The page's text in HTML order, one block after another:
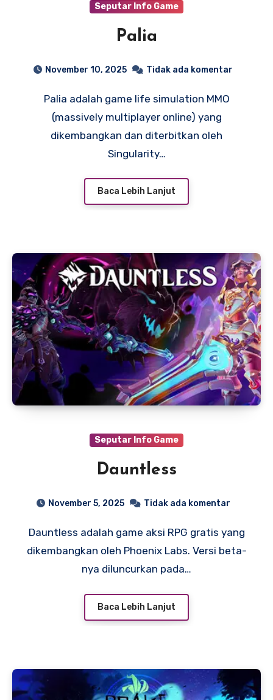
Seputar Info Game
Palia
November 10, 2025 Tidak ada komentar
Palia adalah game life simulation MMO
(massively multiplayer online) yang
dikembangkan dan diterbitkan oleh
Singularity…
Baca Lebih Lanjut
Seputar Info Game
Dauntless
November 5, 2025 Tidak ada komentar
Dauntless adalah game aksi RPG gratis yang
dikembangkan oleh Phoenix Labs. Versi beta-
nya diluncurkan pada…
Baca Lebih Lanjut